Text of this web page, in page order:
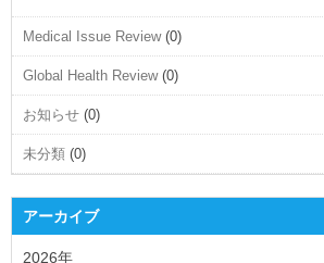
Medical Issue Review(0)
Global Health Review(0)
お知らせ (0)
未分類 (0)
アーカイブ
2026年